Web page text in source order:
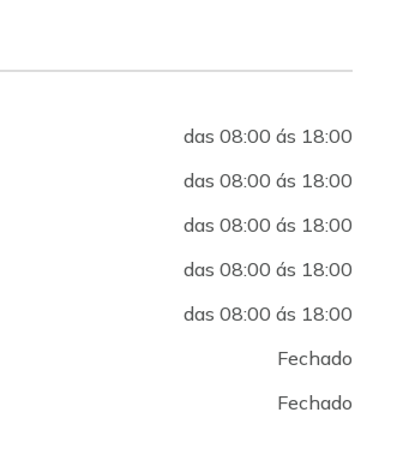
das 08:00 ás 18:00
das 08:00 ás 18:00
das 08:00 ás 18:00
das 08:00 ás 18:00
das 08:00 ás 18:00
Fechado
Fechado